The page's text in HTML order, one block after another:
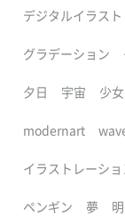
デジタルイラスト
グラデーション
夕日 宇宙 少女
modernart
イラストレーショ
ペンギン 夢